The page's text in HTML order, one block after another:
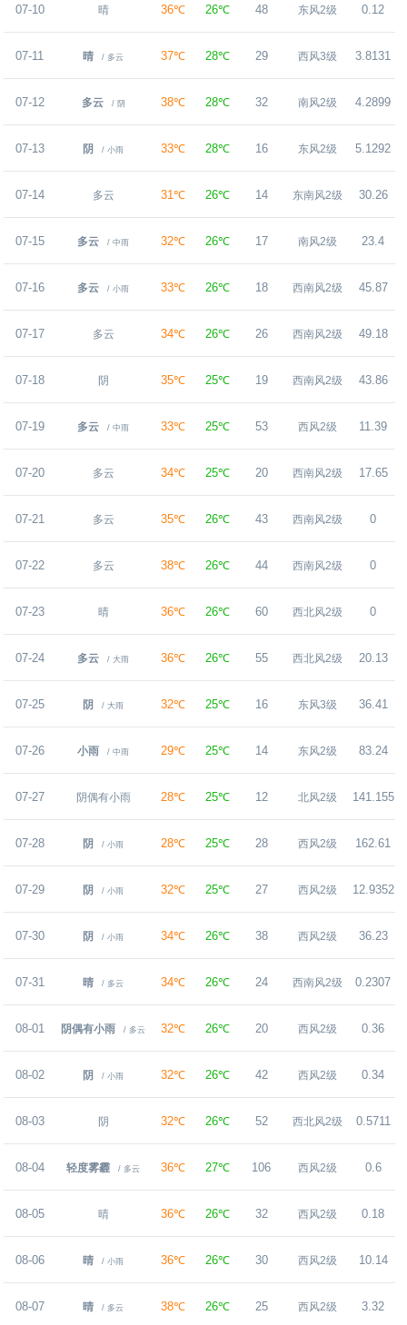
07-10 晴 36℃ 26℃ 48 东风2级 0.12
07-11 晴 / 多云 37℃ 28℃ 29 西风3级 3.8131
07-12 多云 / 阴 38℃ 28℃ 32 南风2级 4.2899
07-13 阴 / 小雨 33℃ 28℃ 16 东风2级 5.1292
07-14 多云 31℃ 26℃ 14 东南风2级 30.26
07-15 多云 / 中雨 32℃ 26℃ 17 南风2级 23.4
07-16 多云 / 小雨 33℃ 26℃ 18 西南风2级 45.87
07-17 多云 34℃ 26℃ 26 西南风2级 49.18
07-18 阴 35℃ 25℃ 19 西南风2级 43.86
07-19 多云 / 中雨 33℃ 25℃ 53 西风2级 11.39
07-20 多云 34℃ 25℃ 20 西南风2级 17.65
07-21 多云 35℃ 26℃ 43 西南风2级 0
07-22 多云 38℃ 26℃ 44 西南风2级 0
07-23 晴 36℃ 26℃ 60 西北风2级 0
07-24 多云 / 大雨 36℃ 26℃ 55 西北风2级 20.13
07-25 阴 / 大雨 32℃ 25℃ 16 东风3级 36.41
07-26 小雨 / 中雨 29℃ 25℃ 14 东风2级 83.24
07-27 阴偶有小雨 28℃ 25℃ 12 北风2级 141.155
07-28 阴 / 小雨 28℃ 25℃ 28 西风2级 162.61
07-29 阴 / 小雨 32℃ 25℃ 27 西风2级 12.9352
07-30 阴 / 小雨 34℃ 26℃ 38 西风2级 36.23
07-31 晴 / 多云 34℃ 26℃ 24 西南风2级 0.2307
08-01 阴偶有小雨 / 多云 32℃ 26℃ 20 西风2级 0.36
08-02 阴 / 小雨 32℃ 26℃ 42 西风2级 0.34
08-03 阴 32℃ 26℃ 52 西北风2级 0.5711
08-04 轻度雾霾 / 多云 36℃ 27℃ 106 西风2级 0.6
08-05 晴 36℃ 26℃ 32 西风2级 0.18
08-06 晴 / 小雨 36℃ 26℃ 30 西风2级 10.14
08-07 晴 / 多云 38℃ 26℃ 25 西风2级 3.32